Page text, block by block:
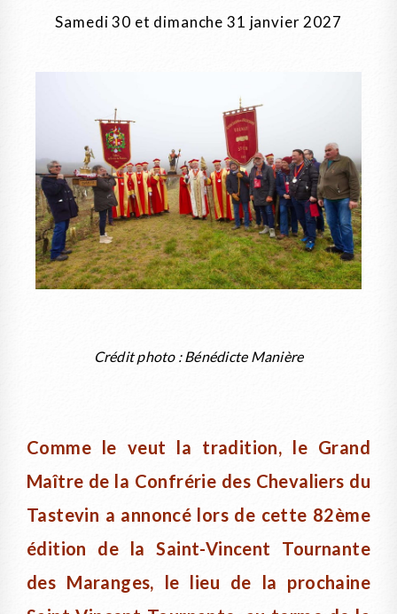
Samedi 30 et dimanche 31 janvier 2027
Crédit photo : Bénédicte Manière
Comme le veut la tradition, le Grand
Maître de la Confrérie des Chevaliers du
Tastevin a annoncé lors de cette 82ème
édition de la Saint-Vincent Tournante
des Maranges, le lieu de la prochaine